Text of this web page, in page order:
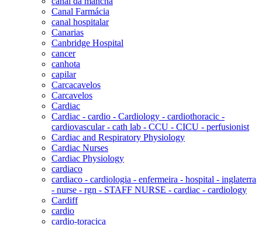
Canal Farmácia
canal hospitalar
Canarias
Canbridge Hospital
cancer
canhota
capilar
Carcacavelos
Carcavelos
Cardiac
Cardiac - cardio - Cardiology - cardiothoracic -
cardiovascular - cath lab - CCU - CICU - perfusionist
Cardiac and Respiratory Physiology
Cardiac Nurses
Cardiac Physiology
cardiaco
cardiaco - cardiologia - enfermeira - hospital - inglaterra
- nurse - rgn - STAFF NURSE - cardiac - cardiology
Cardiff
cardio
cardio-toracica